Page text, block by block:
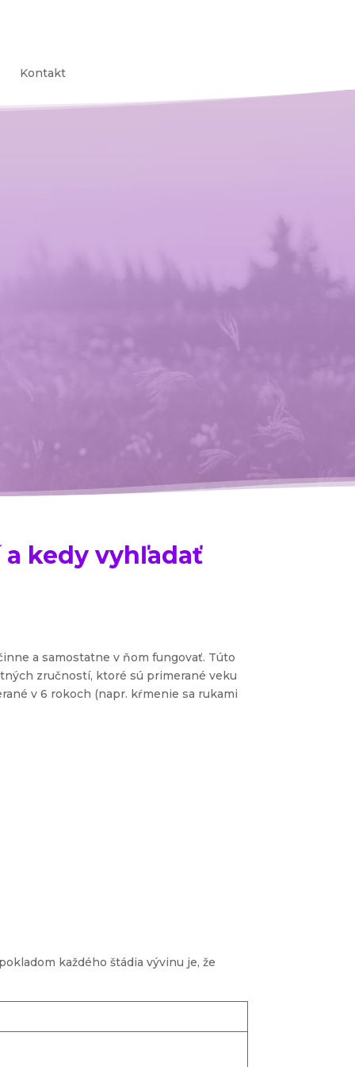
Kontakt
kedy vyhľadať
a samostatne v ňom fungovať. Túto
zručností, ktoré sú primerané veku
v 6 rokoch (napr. kŕmenie sa rukami
každého štádia vývinu je, že